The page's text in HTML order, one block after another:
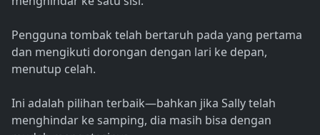
Pengguna tombak telah bertaruh pada yang pertama
dan mengikuti dorongan dengan lari ke depan,
menutup celah.
Ini adalah pilihan terbaik—bahkan jika Sally telah
menghindar ke samping, dia masih bisa dengan